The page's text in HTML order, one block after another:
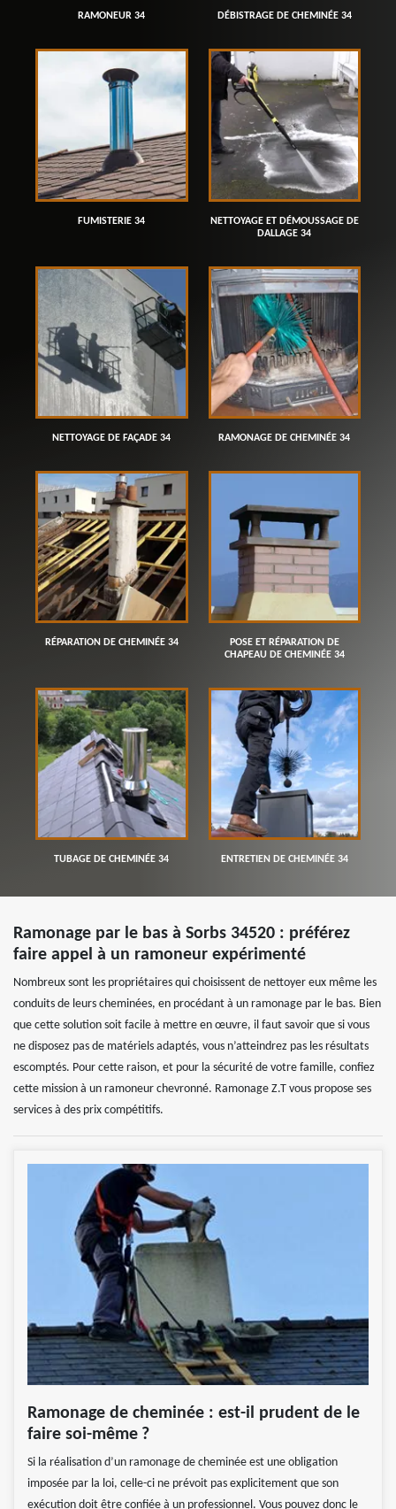
RAMONEUR 34 DÉBISTRAGE DE CHEMINÉE 34
FUMISTERIE 34
NETTOYAGE ET DÉMOUSSAGE DE
DALLAGE 34
NETTOYAGE DE FAÇADE 34 RAMONAGE DE CHEMINÉE 34
RÉPARATION DE CHEMINÉE 34
POSE ET RÉPARATION DE
CHAPEAU DE CHEMINÉE 34
TUBAGE DE CHEMINÉE 34 ENTRETIEN DE CHEMINÉE 34
Ramonage par le bas à Sorbs 34520 : préférez
faire appel à un ramoneur expérimenté
Nombreux sont les propriétaires qui choisissent de nettoyer eux même les
conduits de leurs cheminées, en procédant à un ramonage par le bas. Bien
que cette solution soit facile à mettre en œuvre, il faut savoir que si vous
ne disposez pas de matériels adaptés, vous n’atteindrez pas les résultats
escomptés. Pour cette raison, et pour la sécurité de votre famille, confiez
cette mission à un ramoneur chevronné. Ramonage Z.T vous propose ses
services à des prix compétitifs.
Ramonage de cheminée : est-il prudent de le
faire soi-même ?
Si la réalisation d’un ramonage de cheminée est une obligation
imposée par la loi, celle-ci ne prévoit pas explicitement que son
exécution doit être confiée à un professionnel. Vous pouvez donc le